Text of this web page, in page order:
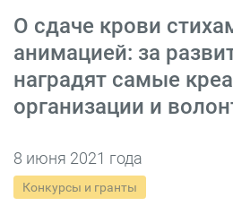
О сдаче крови
анимацией: за
наградят самые
организации и
8 июня 2021 года
Конкурсы и гранты